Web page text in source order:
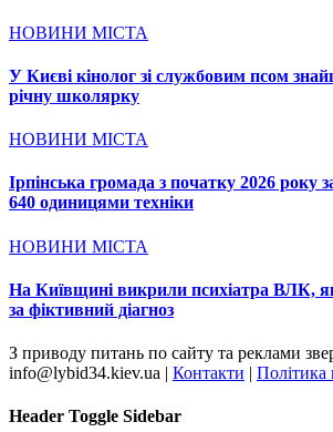
НОВИНИ МІСТА
У Києві кінолог зі службовим псом
річну школярку
НОВИНИ МІСТА
Ірпінська громада з початку 2026 року
640 одиницями техніки
НОВИНИ МІСТА
На Київщині викрили психіатра ВЛК,
за фіктивний діагноз
З приводу питань по сайту та реклами
info@lybid34.kiev.ua | Контакти | Політика
Header Toggle Sidebar